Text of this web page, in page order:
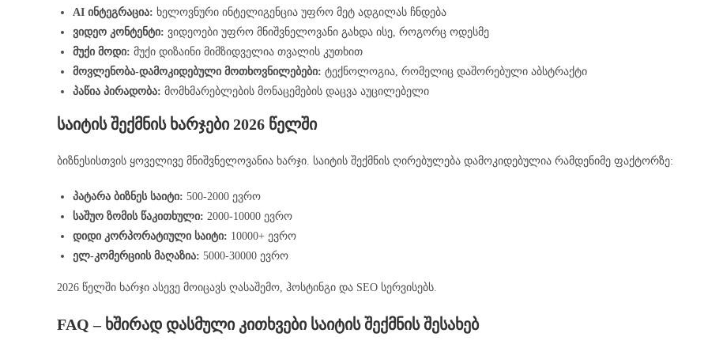
AI ინტეგრაცია: ხელოვნური ინტელიგენცია უფრო მეტ ადგილას ჩნდება
ვიდეო კონტენტი: ვიდეოები უფრო მნიშვნელოვანი გახდა ისე, როგორც ოდესმე
მუქი მოდი: მუქი დიზაინი მიმზიდველია თვალის კუთხით
მოვლენობა-დამოკიდებული მოთხოვნილებები: ტექნოლოგია, რომელიც დაშორებული აბსტრაქტი
პაწია პირადობა: მომხმარებლების მონაცემების დაცვა აუცილებელი
საიტის შექმნის ხარჯები 2026 წელში
ბიზნესისთვის ყოველივე მნიშვნელოვანია ხარჯი. საიტის შექმნის ღირებულება დამოკიდებულია რამდენიმე ფაქტორზე:
პატარა ბიზნეს საიტი: 500-2000 ევრო
საშუო ზომის წაკითხული: 2000-10000 ევრო
დიდი კორპორატიული საიტი: 10000+ ევრო
ელ-კომერციის მაღაზია: 5000-30000 ევრო
2026 წელში ხარჯი ასევე მოიცავს ღასაშემო, ჰოსტინგი და SEO სერვისებს.
FAQ – ხშირად დასმული კითხვები საიტის შექმნის შესახებ